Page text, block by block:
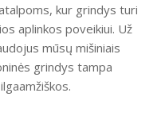
kur grindys turi
aplinkos poveikiui. Už
mūsų mišiniais
grindys tampa